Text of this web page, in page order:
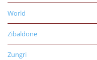
World
Zibaldone
Zungri